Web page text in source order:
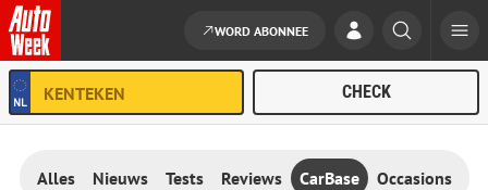
Ga naar de inhoud
WORD ABONNEE
Alles Nieuws Tests Reviews CarBase Occasions